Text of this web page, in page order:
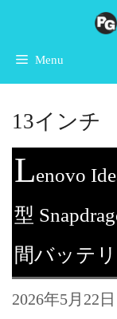
ツ
へ
ッ
Menu
13インチ
Lenovo
型
間バッテ
2026年5月22日